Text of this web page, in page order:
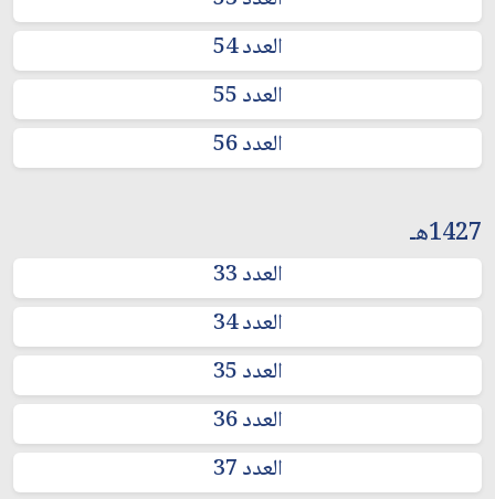
العدد 54
العدد 55
العدد 56
1427هـ
العدد 33
العدد 34
العدد 35
العدد 36
العدد 37